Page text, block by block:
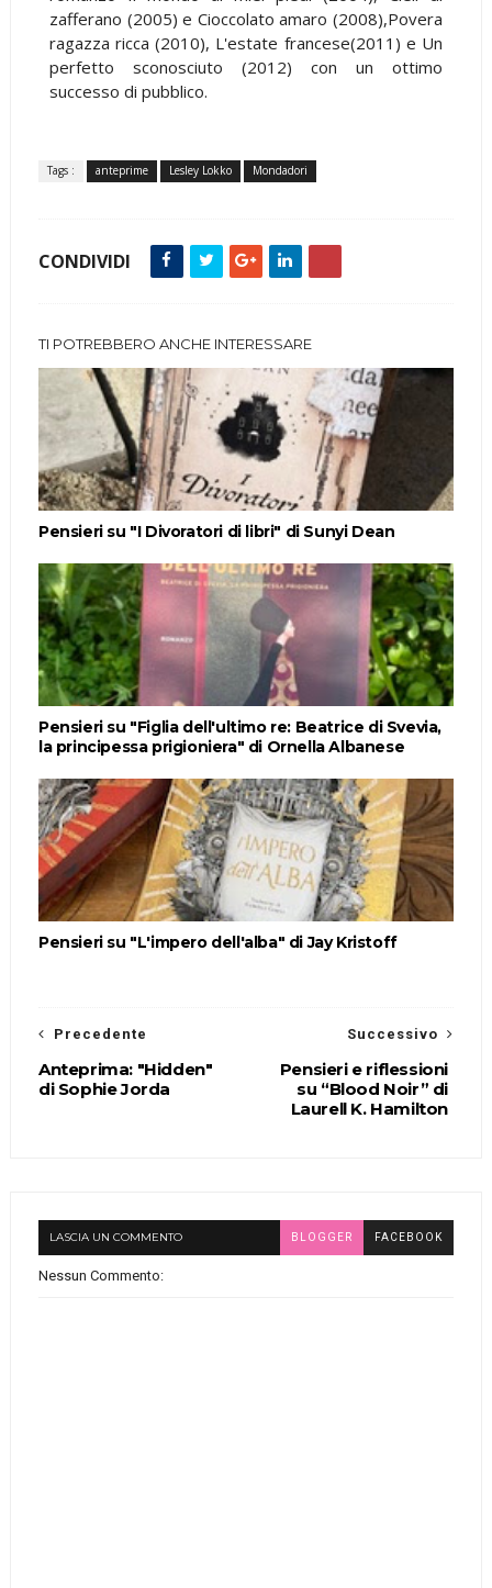
zafferano (2005) e Cioccolato amaro (2008),Povera
ragazza ricca (2010), L'estate francese(2011) e Un
perfetto sconosciuto (2012) con un ottimo
successo di pubblico.
Tags : anteprime Lesley Lokko Mondadori
CONDIVIDI
TI POTREBBERO ANCHE INTERESSARE
Pensieri su "I Divoratori di libri" di Sunyi Dean
Pensieri su "Figlia dell'ultimo re: Beatrice di Svevia,
la principessa prigioniera" di Ornella Albanese
Pensieri su "L'impero dell'alba" di Jay Kristoff
Successivo
Pensieri e riflessioni
su “Blood Noir” di
Laurell K. Hamilton
Precedente
Anteprima: "Hidden"
di Sophie Jorda
LASCIA UN COMMENTO BLOGGER FACEBOOK
Nessun Commento: